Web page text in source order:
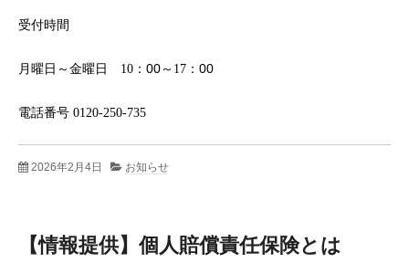
受付時間
月曜日 ～金曜日 10 ： 00～ 17 ： 00
電話番号 0120-250-735
2026年2月4日 お知らせ
【情報提供】個人賠償責任保険とは